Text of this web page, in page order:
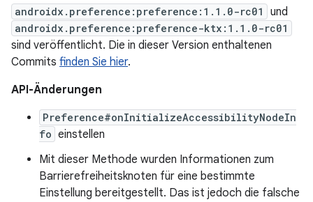
androidx.preference:preference:1.1.0-rc01 und
androidx.preference:preference-ktx:1.1.0-rc01
sind veröffentlicht. Die in dieser Version enthaltenen
Commits finden Sie hier.
API-Änderungen
Preference#onInitializeAccessibilityNodeIn
fo einstellen
Mit dieser Methode wurden Informationen zum
Barrierefreiheitsknoten für eine bestimmte
Einstellung bereitgestellt. Das ist jedoch die falsche